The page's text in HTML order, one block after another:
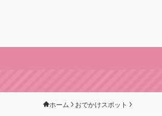
ホーム おでかけスポット